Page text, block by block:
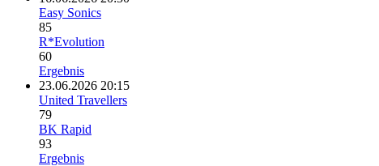
Easy Sonics
85
R*Evolution
60
Ergebnis
23.06.2026 20:15
United Travellers
79
BK Rapid
93
Ergebnis